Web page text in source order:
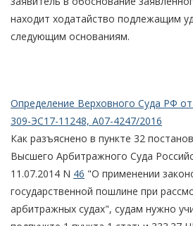
находит ходатайство подлежащим
следующим основаниям.
Определение Верховного Суда РФ
309-ЭС17-11248, А07-4247/2016
Как разъяснено в пункте 32
Высшего Арбитражного Суда
11.07.2014 N 46 "О применении
государственной пошлине при
арбитражных судах", судам нужно